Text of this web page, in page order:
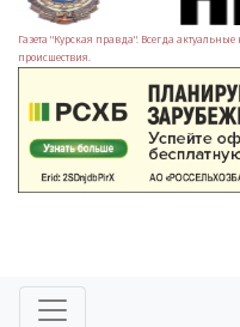
Газета "Курская правда". Всегда
происшествия.